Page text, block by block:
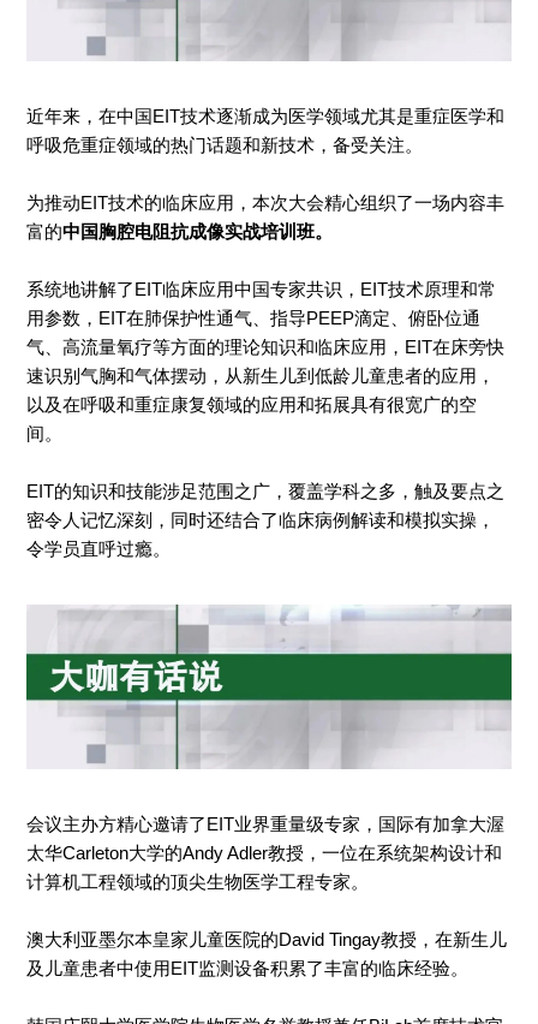
近年来，在中国EIT技术逐渐成为医学领域尤其是重症医学和
呼吸危重症领域的热门话题和新技术，备受关注。
为推动EIT技术的临床应用，本次大会精心组织了一场内容丰
富的中国胸腔电阻抗成像实战培训班。
系统地讲解了EIT临床应用中国专家共识，EIT技术原理和常
用参数，EIT在肺保护性通气、指导PEEP滴定、俯卧位通
气、高流量氧疗等方面的理论知识和临床应用，EIT在床旁快
速识别气胸和气体摆动，从新生儿到低龄儿童患者的应用，
以及在呼吸和重症康复领域的应用和拓展具有很宽广的空
间。
EIT的知识和技能涉足范围之广，覆盖学科之多，触及要点之
密令人记忆深刻，同时还结合了临床病例解读和模拟实操，
令学员直呼过瘾。
会议主办方精心邀请了EIT业界重量级专家，国际有加拿大渥
太华Carleton大学的Andy Adler教授，一位在系统架构设计和
计算机工程领域的顶尖生物医学工程专家。
澳大利亚墨尔本皇家儿童医院的David Tingay教授，在新生儿
及儿童患者中使用EIT监测设备积累了丰富的临床经验。